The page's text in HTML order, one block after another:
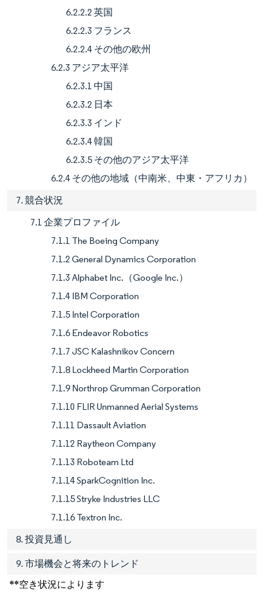
6.2.2.2 英国
6.2.2.3 フランス
6.2.2.4 その他の欧州
6.2.3 アジア太平洋
6.2.3.1 中国
6.2.3.2 日本
6.2.3.3 インド
6.2.3.4 韓国
6.2.3.5 その他のアジア太平洋
6.2.4 その他の地域（中南米、中東・アフリカ）
7. 競合状況
7.1 企業プロファイル
7.1.1 The Boeing Company
7.1.2 General Dynamics Corporation
7.1.3 Alphabet Inc.（Google Inc.）
7.1.4 IBM Corporation
7.1.5 Intel Corporation
7.1.6 Endeavor Robotics
7.1.7 JSC Kalashnikov Concern
7.1.8 Lockheed Martin Corporation
7.1.9 Northrop Grumman Corporation
7.1.10 FLIR Unmanned Aerial Systems
7.1.11 Dassault Aviation
7.1.12 Raytheon Company
7.1.13 Roboteam Ltd
7.1.14 SparkCognition Inc.
7.1.15 Stryke Industries LLC
7.1.16 Textron Inc.
8. 投資見通し
9. 市場機会と将来のトレンド
**空き状況によります